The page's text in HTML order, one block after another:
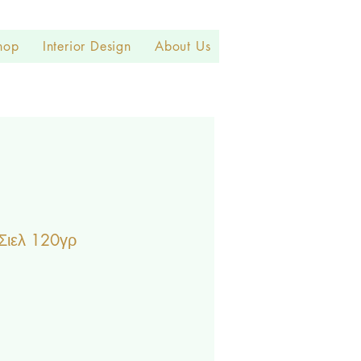
Interior Design About Us
120γρ